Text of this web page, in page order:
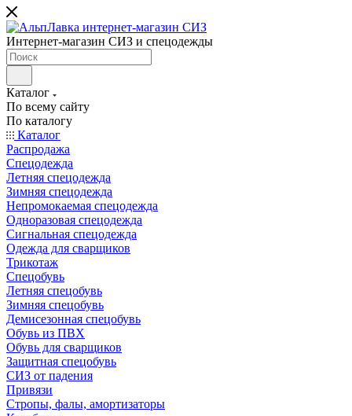
Интернет-магазин СИЗ и спецодежды
Каталог
По всему сайту
По каталогу
Каталог
Распродажа
Спецодежда
Летняя спецодежда
Зимняя спецодежда
Непромокаемая спецодежда
Одноразовая спецодежда
Сигнальная спецодежда
Одежда для сварщиков
Трикотаж
Спецобувь
Летняя спецобувь
Зимняя спецобувь
Демисезонная спецобувь
Обувь из ПВХ
Обувь для сварщиков
Защитная спецобувь
СИЗ от падения
Привязи
Стропы, фалы, амортизаторы